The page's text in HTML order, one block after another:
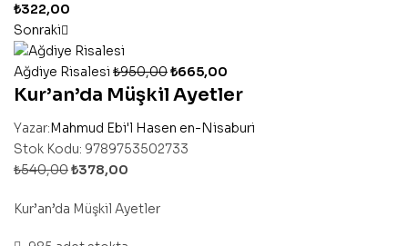
₺322,00
Sonraki
Ağdiye Risalesi ₺950,00₺665,00
Kur’an’da Müşkil Ayetler
Yazar:Mahmud Ebi'l Hasen en-Nisaburi
Stok Kodu: 9789753502733
₺540,00₺378,00
Kur’an’da Müşkil Ayetler